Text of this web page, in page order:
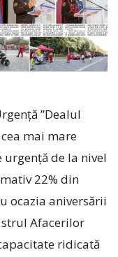
”Dealul
mai mare
de la nivel
22% din
ocazia aniversării
Afacerilor
ridicată